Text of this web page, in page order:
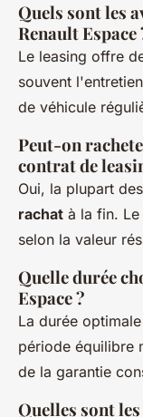
Quels sont les
Renault Espace
Le leasing offre
souvent
de véhicule
Peut-on
contrat de
Oui, la plupart
rachat à la fin.
selon la valeur
Quelle durée
Espace ?
La durée
période équilibre
de la garantie
Quelles sont